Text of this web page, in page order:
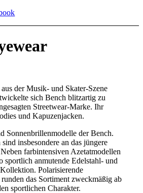
der Musik- und Skater-Szene
sich Bench blitzartig zu
Streetwear-Marke. Ihr
und Kapuzenjacken.
Sonnenbrillenmodelle der Bench.
insbesondere an das jüngere
farbintensiven Azetatmodellen
sportlich anmutende Edelstahl- und
Polarisierende
das Sortiment zweckmäßig ab
sportlichen Charakter.